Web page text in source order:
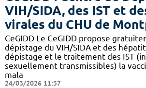
VIH/SIDA, des IST et
virales du CHU de
CeGIDD Le CeGIDD propose
dépistage du VIH/SIDA et des
dépistage et le traitement des IST
sexuellement transmissibles) la
mala
24/03/2026 11:37